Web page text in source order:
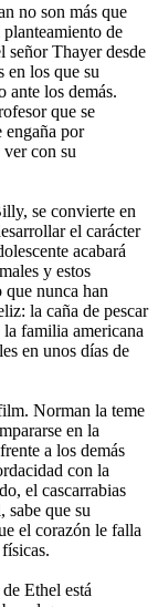
no son más que
de
señor Thayer desde
en los que su
ante los demás.
que se
engaña por
con su
se convierte en
el carácter
acabará
y estos
nunca han
la caña de pescar
familia americana
en unos días de
Norman la teme
en la
a los demás
con la
el cascarrabias
sabe que su
el corazón le falla
Ethel está